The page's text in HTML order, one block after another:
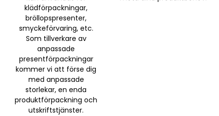
klädförpackningar,
bröllopspresenter,
smyckeförvaring, etc.
Som tillverkare av
anpassade
presentförpackningar
kommer vi att förse dig
med anpassade
storlekar, en enda
produktförpackning och
utskriftstjänster.